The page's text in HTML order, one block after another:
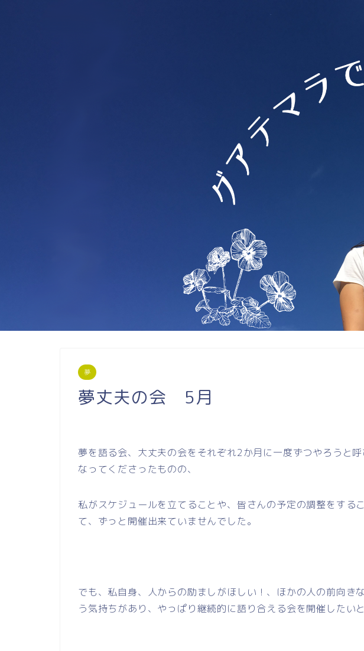
夢
夢丈夫の会 5月
夢を語る会、大丈夫の会をそれぞれ2か月に一度ずつやろうと
なってくださったものの、
私がスケジュールを立てることや、皆さんの予定の調整をする
て、ずっと開催出来ていませんでした。
でも、私自身、人からの励ましがほしい！、ほかの人の前向き
う気持ちがあり、やっぱり継続的に語り合える会を開催したい